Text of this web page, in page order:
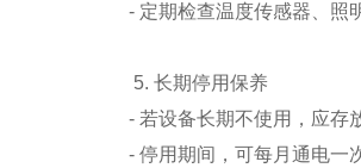
- 定期检查温度传感器、照
5. 长期停用保养
- 若设备长期不使用，应存
- 停用期间，可每月通电一